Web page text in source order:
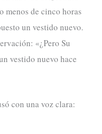
menos de cinco horas
un vestido nuevo.
«¿Pero Su
vestido nuevo hace
con una voz clara: